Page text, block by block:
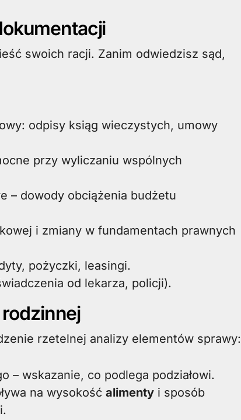
swoich racji. Zanim odwiedzisz sąd,
odpisy ksiąg wieczystych, umowy
przy wyliczaniu wspólnych
– dowody obciążenia budżetu
i zmiany w fundamentach prawnych
pożyczki, leasingi.
od lekarza, policji).
rzetelnej analizy elementów sprawy:
– wskazanie, co podlega podziałowi.
na wysokość alimenty i sposób